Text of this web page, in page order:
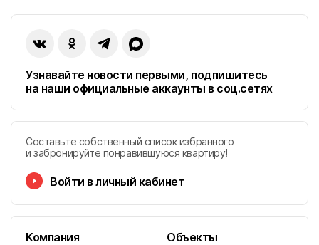
Узнавайте новости первыми, подпишитесь
на наши официальные аккаунты в соц.сетях
Составьте собственный список избранного
и забронируйте понравившуюся квартиру!
Войти в личный кабинет
Компания Объекты